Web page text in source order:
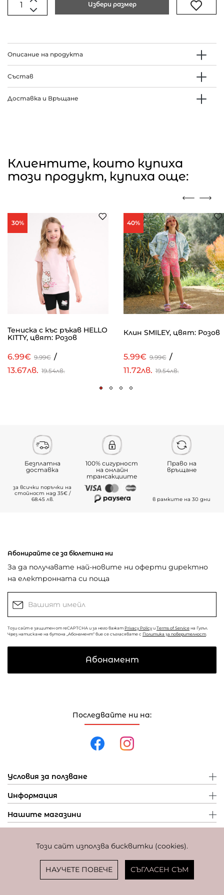
Този сайт използва бисквитки (cookies).
НАУЧЕТЕ ПОВЕЧЕ СЪГЛАСЕН СЪМ
Избери размер
Описание на продукта
Състав
Доставка и Връщане
Клиентите, които купиха
този продукт, купиха още:
30%
Тениска с къс ръкав HELLO
KITTY, цвят: Розов
6.99€ 9.99€ /
13.67лв. 19.54лв.
40%
Клин SMILEY, цвят: Розов
5.99€ 9.99€ /
11.72лв. 19.54лв.
Безплатна
доставка
за всички поръчки на
стойност над 35€ /
68.45 лв.
100% сигурност
на онлайн
трансакциите
Право на
връщане
в рамките на 30 дни
Последвайте ни на:
Условия за ползване
Информация
Нашите магазини
Абонирайте се за бюлетина ни
За да получавате най-новите ни оферти директно
на електронната си поща
Този сайт е защитен от reCAPTCHA и за него важат Privacy Policy и Terms of Service на Гугъл.
Чрез натискане на бутона „Абонамент“ вие се съгласявате с Политика за поверителност
Абонамент
Фиксиран курс за превалутиране: 1 EUR = 1,95583 BGN